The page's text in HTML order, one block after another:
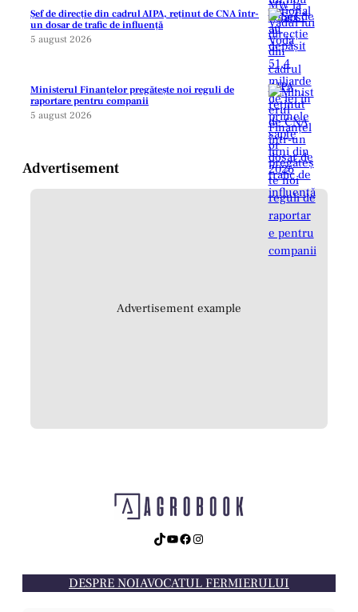
Șef de direcție din cadrul AIPA, reținut de CNA într-
un dosar de trafic de influență
5 august 2026
Ministerul Finanțelor pregătește noi reguli de
raportare pentru companii
5 august 2026
Advertisement
Advertisement example
TikTok YouTube Facebook Instagram
DESPRE NOIAVOCATUL FERMIERULUI